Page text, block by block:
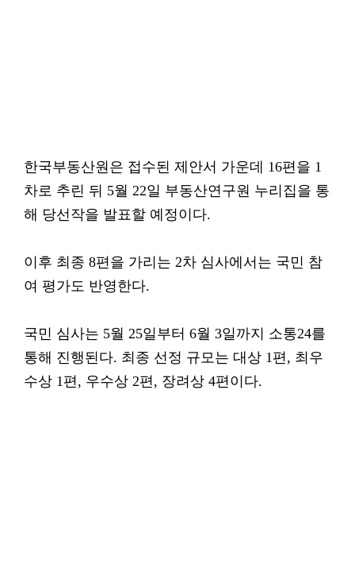
한국부동산원은 접수된 제안서 가운데 16편을 1
차로 추린 뒤 5월 22일 부동산연구원 누리집을 통
해 당선작을 발표할 예정이다.
이후 최종 8편을 가리는 2차 심사에서는 국민 참
여 평가도 반영한다.
국민 심사는 5월 25일부터 6월 3일까지 소통24를
통해 진행된다. 최종 선정 규모는 대상 1편, 최우
수상 1편, 우수상 2편, 장려상 4편이다.